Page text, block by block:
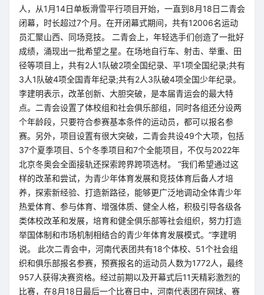
人，从1月14日单板滑雪平行项目开始，一直到8月18日二青会
闭幕，时长超过7个月。在开闭幕式期间，共有12006名运动
员汇聚山西、同场竞技。 二青会上，年轻选手们创造了一批好
成绩，涌现出一批希望之星。在场地自行车、射击、举重、田
径等项目上，共有2人1队破2项全国纪录、平1项全国纪录;共有
3人1队破4项全国青年纪录;共有2人3队破4项全国少年纪录。
李建明表示，改革创新、大胆突破，是本届青运会的最大特
点。二青会设置了体校组和社会俱乐部组，同时各组还分设两
个年龄段，只要符合参赛基本条件的运动员，都可以报名参
赛。另外，项目设置有很大突破，二青会共设49个大项，包括
37个夏季项目、5个冬季项目和7个全能项目，不仅与2022年
北京冬奥会全面接轨还探索跨界跨项选材。 “我们希望通过这
样的改革和尝试，为青少年体育发展和竞技体育后备人才培
养，探索新经验、打造新路径，能够更广泛地调动全体青少年
热爱体育、参与体育、增强体质、健全人格，积极引导各级各
类体校改革和发展，培育和健全俱乐部等社会组织，努力打造
举国体制和市场机制相结合的青少年体育发展模式。”李建明
说。 此次二青会中，河南代表团共有18个体校、51个社会组
织和俱乐部报名参赛，预赛报名的运动员人数为1772人，最终
957人获得决赛资格。经过前期以及开幕式后11天精彩激烈的
比赛，在8月18日最后一个比赛日中，河南代表团在网球、赛